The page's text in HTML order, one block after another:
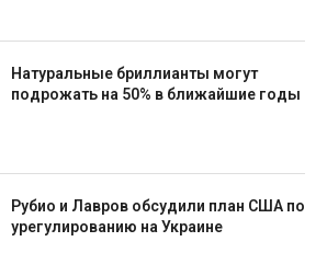
Натуральные бриллианты могут
подрожать на 50% в ближайшие годы
Рубио и Лавров обсудили план США по
урегулированию на Украине